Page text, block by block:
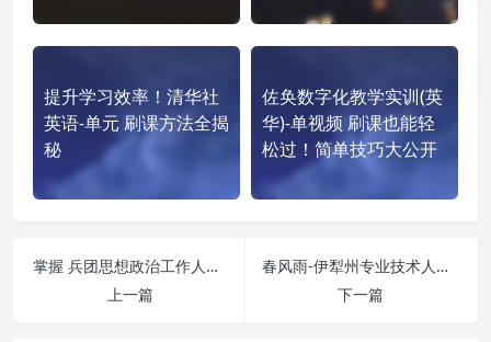
提升学习效率！清华社
英语-单元 刷课方法全揭
秘
佐奂数字化教学实训(英
华)-单视频 刷课也能轻
松过！简单技巧大公开
掌握 兵团思想政治工作人员继续教育服务平台-https://xjbtsxzz-web.yxlearning.com/ 课程，简单刷课技巧分享！
上一篇
春风雨-伊犁州专业技术人员继续教育基地-https://ylzj.cfyedu.com 刷课也能轻松过！简单技巧大公开
下一篇